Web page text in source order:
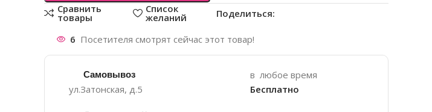
Сравнить
товары
Список
желаний Поделиться:
6 Посетителя смотрят сейчас этот товар!
Самовывоз
ул.Затонская, д.5
в любое время
Бесплатно